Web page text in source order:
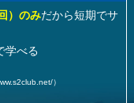
）のみだから短期でサ
学べる
）